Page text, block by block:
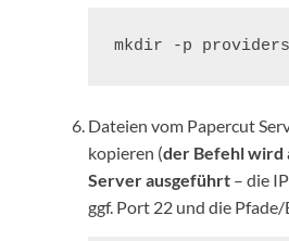
mkdir -p
Dateien vom Papercut
kopieren (der Befehl wird
Server ausgeführt – die
ggf. Port 22 und die